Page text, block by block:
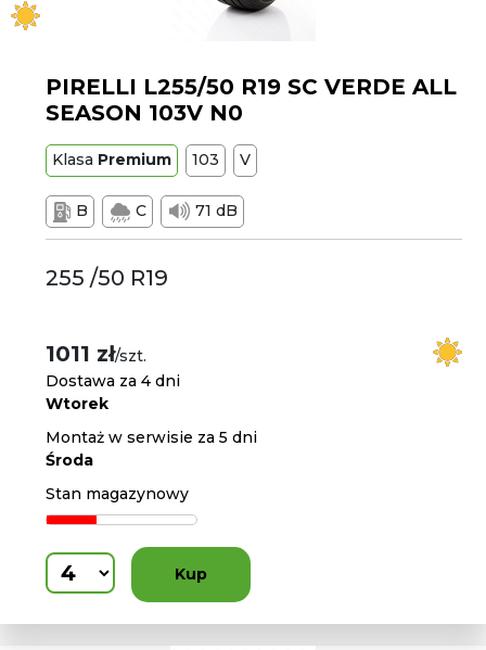
PIRELLI L255/50 R19 SC VERDE ALL
SEASON 103V N0
Klasa Premium 103 V
B C 71 dB
255 /50 R19
1011 zł/szt.
Dostawa za 4 dni
Wtorek
Montaż w serwisie za 5 dni
Środa
Stan magazynowy
Kup